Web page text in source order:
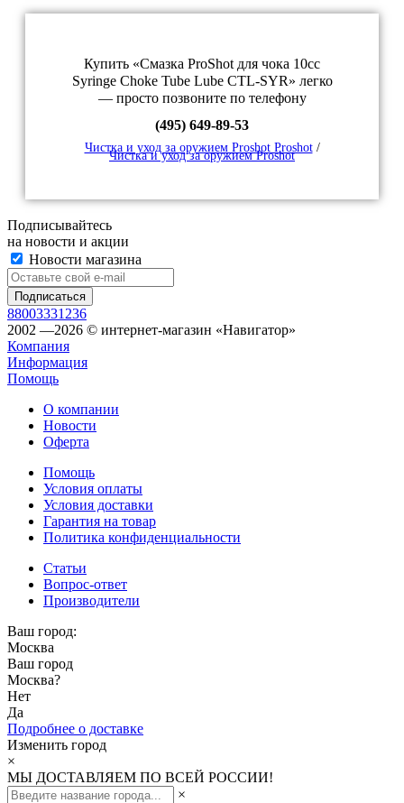
Купить «Смазка ProShot для чока 10cc
Syringe Choke Tube Lube CTL-SYR» легко
— просто позвоните по телефону
(495) 649-89-53
Чистка и уход за оружием Proshot Proshot/
Чистка и уход за оружием Proshot
Подписывайтесь
на новости и акции
Новости магазина
88003331236
2002 —2026 © интернет-магазин «Навигатор»
Компания
Информация
Помощь
О компании
Новости
Оферта
Помощь
Условия оплаты
Условия доставки
Гарантия на товар
Политика конфиденциальности
Статьи
Вопрос-ответ
Производители
Ваш город:
Москва
Ваш город
Москва?
Нет
Да
Подробнее о доставке
Изменить город
×
МЫ ДОСТАВЛЯЕМ ПО ВСЕЙ РОССИИ!
×